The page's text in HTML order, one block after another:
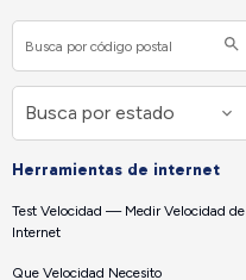
Herramientas de internet
Test Velocidad — Medir Velocidad de
Internet
Que Velocidad Necesito